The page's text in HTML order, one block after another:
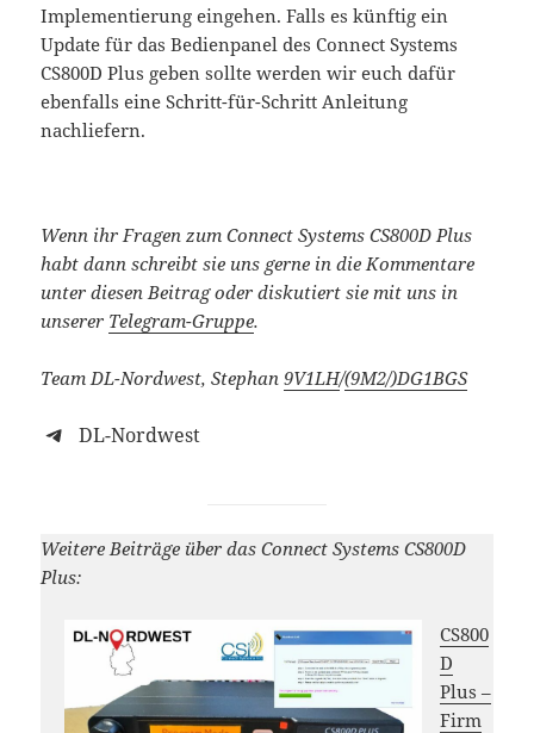
Implementierung eingehen. Falls es künftig ein
Update für das Bedienpanel des Connect Systems
CS800D Plus geben sollte werden wir euch dafür
ebenfalls eine Schritt-für-Schritt Anleitung
nachliefern.
Wenn ihr Fragen zum Connect Systems CS800D Plus
habt dann schreibt sie uns gerne in die Kommentare
unter diesen Beitrag oder diskutiert sie mit uns in
unserer Telegram-Gruppe.
Team DL-Nordwest, Stephan9V1LH/(9M2/)DG1BGS
DL-Nordwest
Weitere Beiträge über das Connect Systems CS800D
Plus:
CS800
D
Plus –
Firm